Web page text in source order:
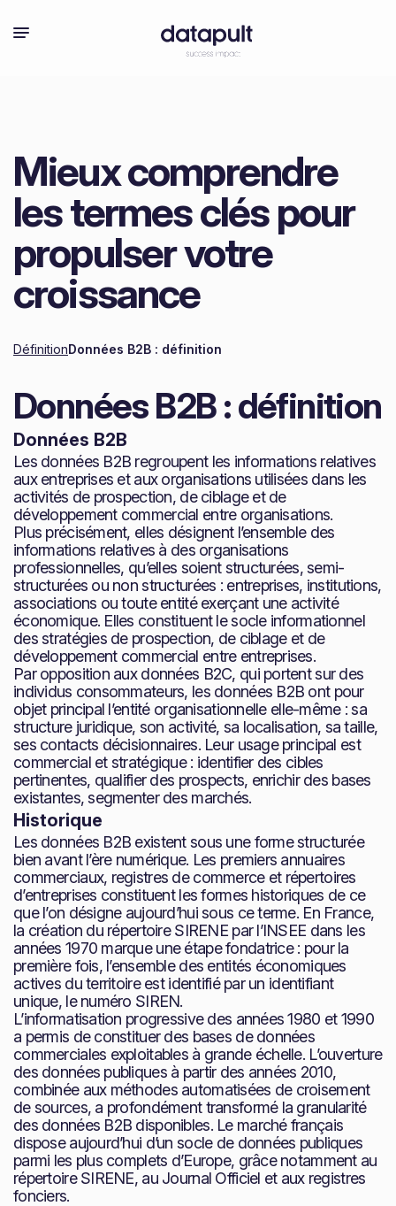
Mieux comprendre
les termes clés pour
propulser votre
croissance
DéfinitionDonnées B2B : définition
Données B2B : définition
Données B2B
Les données B2B regroupent les informations relatives
aux entreprises et aux organisations utilisées dans les
activités de prospection, de ciblage et de
développement commercial entre organisations.
Plus précisément, elles désignent l’ensemble des
informations relatives à des organisations
professionnelles, qu’elles soient structurées, semi-
structurées ou non structurées : entreprises, institutions,
associations ou toute entité exerçant une activité
économique. Elles constituent le socle informationnel
des stratégies de prospection, de ciblage et de
développement commercial entre entreprises.
Par opposition aux données B2C, qui portent sur des
individus consommateurs, les données B2B ont pour
objet principal l’entité organisationnelle elle-même : sa
structure juridique, son activité, sa localisation, sa taille,
ses contacts décisionnaires. Leur usage principal est
commercial et stratégique : identifier des cibles
pertinentes, qualifier des prospects, enrichir des bases
existantes, segmenter des marchés.
Historique
Les données B2B existent sous une forme structurée
bien avant l’ère numérique. Les premiers annuaires
commerciaux, registres de commerce et répertoires
d’entreprises constituent les formes historiques de ce
que l’on désigne aujourd’hui sous ce terme. En France,
la création du répertoire SIRENE par l’INSEE dans les
années 1970 marque une étape fondatrice : pour la
première fois, l’ensemble des entités économiques
actives du territoire est identifié par un identifiant
unique, le numéro SIREN.
L’informatisation progressive des années 1980 et 1990
a permis de constituer des bases de données
commerciales exploitables à grande échelle. L’ouverture
des données publiques à partir des années 2010,
combinée aux méthodes automatisées de croisement
de sources, a profondément transformé la granularité
des données B2B disponibles. Le marché français
dispose aujourd’hui d’un socle de données publiques
parmi les plus complets d’Europe, grâce notamment au
répertoire SIRENE, au Journal Officiel et aux registres
fonciers.